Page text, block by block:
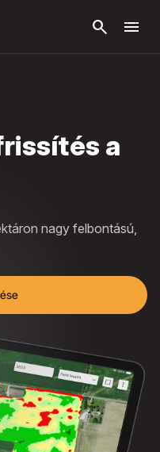
search menu
a
nagy felbontású,